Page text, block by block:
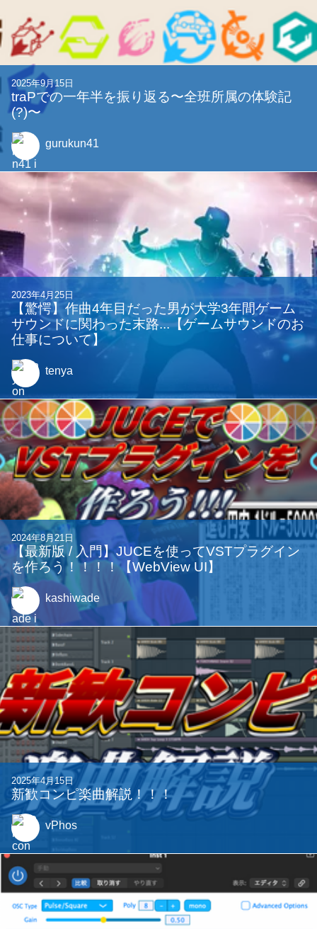
2025年9月15日
traPでの一年半を振り返る〜全班所属の体験記
(?)〜
gurukun41
2023年4月25日
【驚愕】作曲4年目だった男が大学3年間ゲーム
サウンドに関わった末路...【ゲームサウンドのお
仕事について】
tenya
2024年8月21日
【最新版 / 入門】JUCEを使ってVSTプラグイン
を作ろう！！！！【WebView UI】
kashiwade
2025年4月15日
新歓コンピ楽曲解説！！！
vPhos